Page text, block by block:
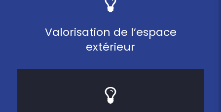
Valorisation de l’espace
extérieur